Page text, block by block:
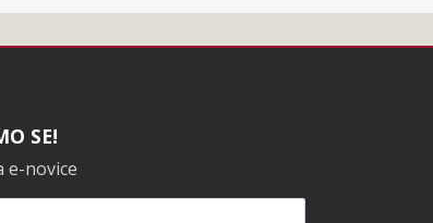
SE!
e-novice